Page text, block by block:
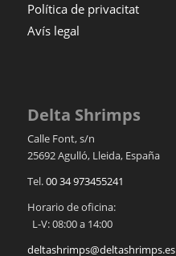
Política de privacitat
Avís legal
Delta Shrimps
Calle Font, s/n
25692Agulló, Lleida, España
Tel.00 34 973455241
Horario de oficina:
L-V: 08:00 a 14:00
deltashrimps@deltashrimps.es